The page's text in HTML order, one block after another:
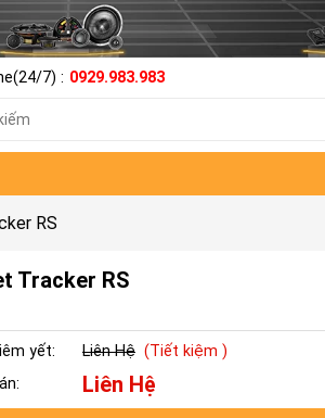
7) : 0929.983.983
RS
Tracker RS
yết: Liên Hệ (Tiết kiệm )
Liên Hệ